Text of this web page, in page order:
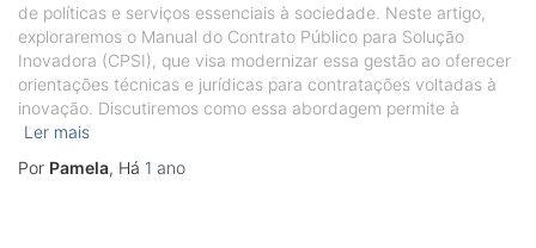
de políticas e serviços essenciais à sociedade. Neste artigo,
exploraremos o Manual do Contrato Público para Solução
Inovadora (CPSI), que visa modernizar essa gestão ao oferecer
orientações técnicas e jurídicas para contratações voltadas à
inovação. Discutiremos como essa abordagem permite à
Ler mais
Por Pamela, Há 1 ano